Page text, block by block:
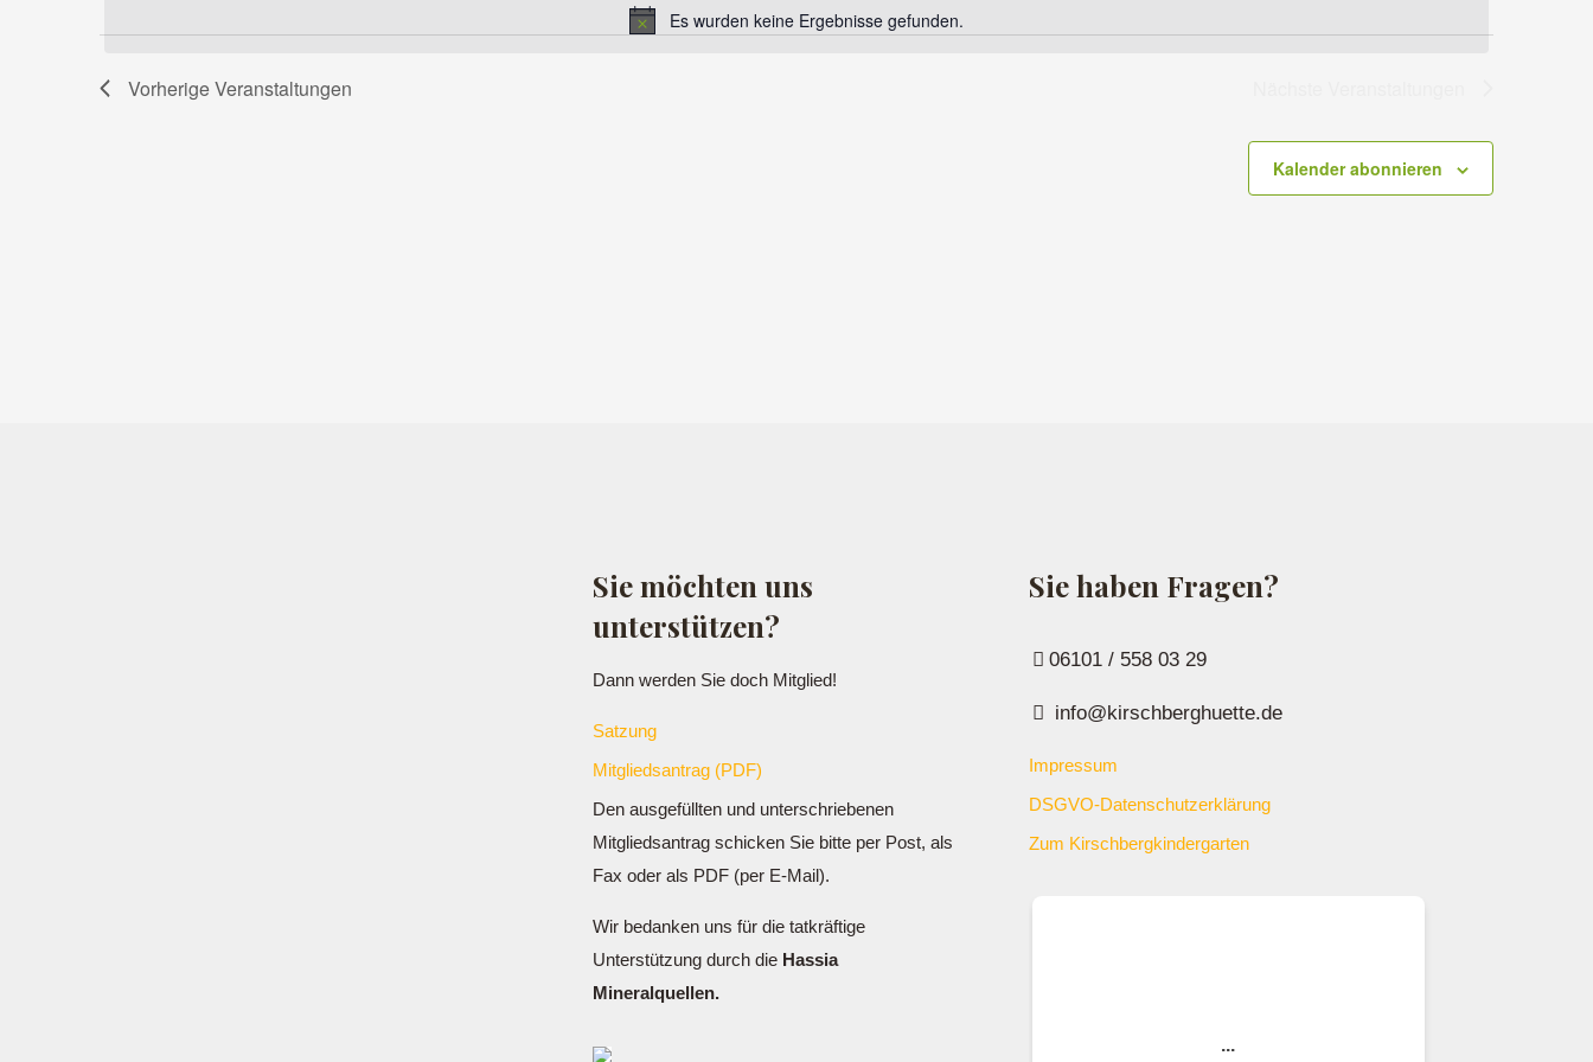
Hinweis
Es wurden keine Ergebnisse gefunden.
Navigation
VorherigeVeranstaltungen
Kalender abonnieren
Sie möchten uns
unterstützen?
Dann werden Sie doch Mitglied!
Satzung
Mitgliedsantrag (PDF)
Den ausgefüllten und unterschriebenen
Mitgliedsantrag schicken Sie bitte per Post, als
Fax oder als PDF (per E-Mail).
Wir bedanken uns für die tatkräftige
Unterstützung durch die Hassia
Mineralquellen.
Sie haben Fragen?
06101 / 558 03 29
info@kirschberghuette.de
Impressum
DSGVO-Datenschutzerklärung
Zum Kirschbergkindergarten